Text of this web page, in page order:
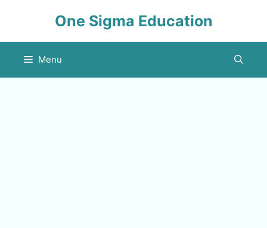
One Sigma Education
Menu